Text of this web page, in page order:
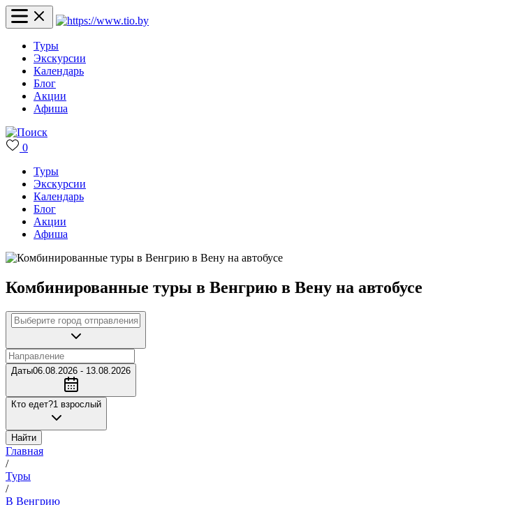
Туры
Экскурсии
Календарь
Блог
Акции
Афиша
0
Туры
Экскурсии
Календарь
Блог
Акции
Афиша
Комбинированные туры в Венгрию в Вену на автобусе
Даты06.08.2026 - 13.08.2026
Кто едет?1 взрослый
Найти
Главная
/
Туры
/
В Венгрию